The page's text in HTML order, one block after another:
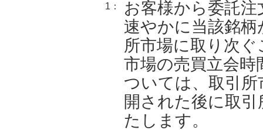
1：
お客様から委託
速やかに当該銘
所市場に取り次
市場の売買立会時
ついては、取引
開された後に取
たします。